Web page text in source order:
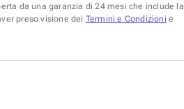
da una garanzia di 24 mesi che include la
preso visione dei Termini e Condizioni e